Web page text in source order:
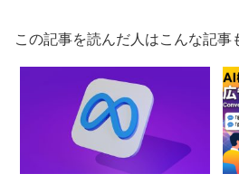
この記事を読んだ人はこんな記事